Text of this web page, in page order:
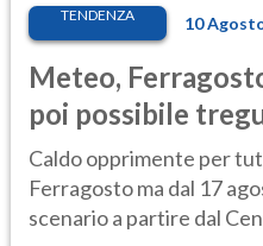
TENDENZA 10
Meteo,
poi possibile
Caldo opprimente per
Ferragosto ma dal 17
scenario a partire dal